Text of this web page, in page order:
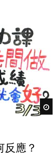
應？